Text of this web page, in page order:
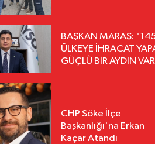
BAŞKAN MARAŞ:
ÜLKEYE İHRACAT
GÜÇLÜ BİR AYDIN
CHP Söke İlçe
Başkanlığı'na Erkan
Kaçar Atandı